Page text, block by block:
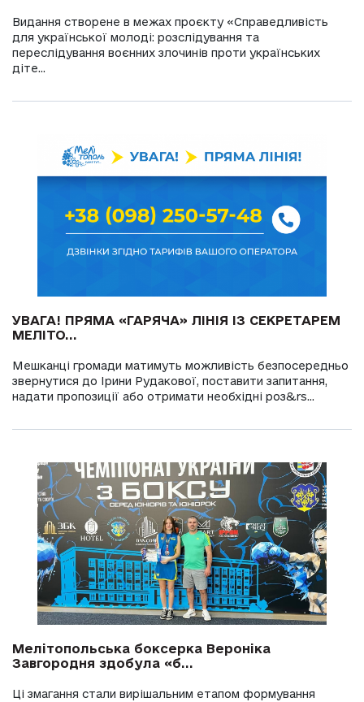
Видання створене в межах проєкту «Справедливість
для української молоді: розслідування та
переслідування воєнних злочинів проти українських
діте...
УВАГА! ПРЯМА «ГАРЯЧА» ЛІНІЯ ІЗ СЕКРЕТАРЕМ
МЕЛІТО...
Мешканці громади матимуть можливість безпосередньо
звернутися до Ірини Рудакової, поставити запитання,
надати пропозиції або отримати необхідні роз&rs...
Мелітопольська боксерка Вероніка
Завгородня здобула «б...
Ці змагання стали вирішальним етапом формування